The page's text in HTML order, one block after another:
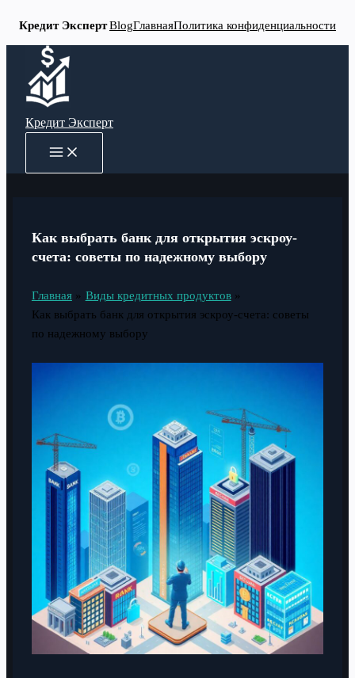
Кредит ЭкспертBlogГлавнаяПолитика конфиденциальности
Перейти
содержимому
Кредит Эксперт
MAIN
MENU
Как выбрать банк для открытия эскроу-
счета: советы по надежному выбору
Главная
Виды кредитных продуктов
Как выбрать банк для открытия эскроу-счета: советы
по надежному выбору